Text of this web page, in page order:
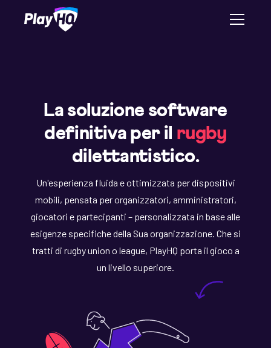
La soluzione software
definitiva per il rugby
dilettantistico.
Un'esperienza fluida e ottimizzata per dispositivi
mobili, pensata per organizzatori, amministratori,
giocatori e partecipanti – personalizzata in base alle
esigenze specifiche della Sua organizzazione. Che si
tratti di rugby union o league, PlayHQ porta il gioco a
un livello superiore.